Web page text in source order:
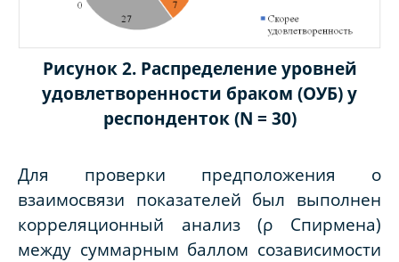
Рисунок 2. Распределение уровней
удовлетворенности браком (ОУБ) у
респонденток (N = 30)
Для проверки предположения о
взаимосвязи показателей был выполнен
корреляционный анализ (ρ Спирмена)
между суммарным баллом созависимости